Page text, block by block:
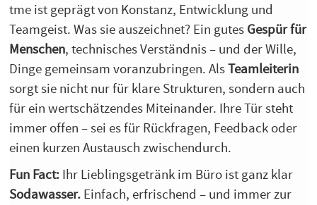
tme ist geprägt von Konstanz, Entwicklung und
Teamgeist. Was sie auszeichnet? Ein gutes Gespür für
Menschen, technisches Verständnis – und der Wille,
Dinge gemeinsam voranzubringen. AlsTeamleiterin
sorgt sie nicht nur für klare Strukturen, sondern auch
für ein wertschätzendes Miteinander. Ihre Tür steht
immer offen – sei es für Rückfragen, Feedback oder
einen kurzen Austausch zwischendurch.
Fun Fact: Ihr Lieblingsgetränk im Büro ist ganz klar
Sodawasser. Einfach, erfrischend – und immer zur